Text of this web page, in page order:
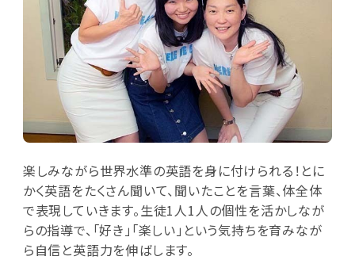
楽しみながら世界水準の英語を身に付けられる！とに
かく英語をたくさん聞いて、聞いたことを言葉、体全体
で表現していきます。生徒1人1人の個性を活かしなが
らの指導で、「好き」「楽しい」という気持ちを育みなが
ら自信と英語力を伸ばします。